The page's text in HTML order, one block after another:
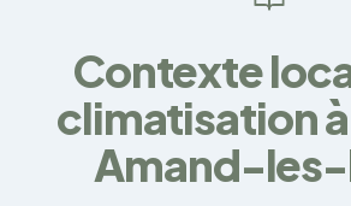
Contexte
climatisation
Amand-les-